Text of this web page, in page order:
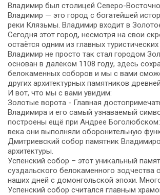
Владимир был столицей Северо-
Владимир — это город с богатейшей
реки Клязьмы. Владимир входит в
Сегодня этот город, несмотря на свои
остаётся одним из главных
Владимир не просто так стал городом
основан в далёком 1108 году, здесь
белокаменных соборов и мы с вами
других архитектурных памятников
И вот, что мы с вами увидим:
Золотые ворота - Главная
Владимира и его самый узнаваемый
построены ещё при Андрее Боголюбском:
века они выполняли оборонительную
Дмитриевский собор памятник
архитектуры.
Успенский собор – этот уникальный
суздальского белокаменного зодчества
наших дней с домонгольской эпохи.
Успенский собор считался главным